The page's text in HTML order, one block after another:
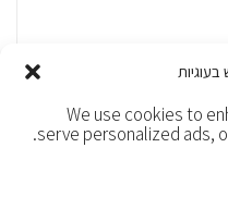
We use cookies to
serve personalized ads,